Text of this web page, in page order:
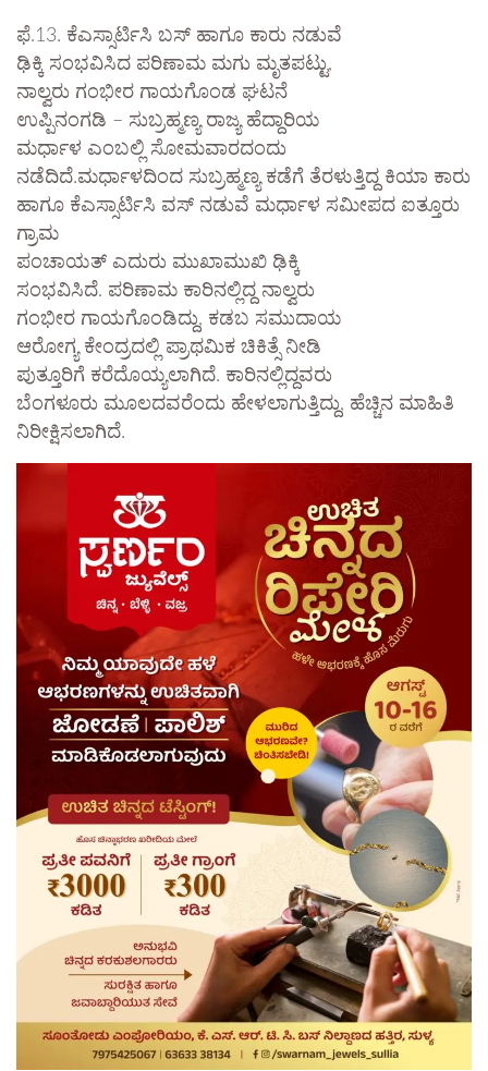
ಫೆ.13. ಕೆಎಸ್ಸಾರ್ಟಿಸಿ ಬಸ್ ಹಾಗೂ ಕಾರು ನಡುವೆ
ಢಿಕ್ಕಿ ಸಂಭವಿಸಿದ ಪರಿಣಾಮ ಮಗು ಮೃತಪಟ್ಟು,
ನಾಲ್ವರು ಗಂಭೀರ ಗಾಯಗೊಂಡ ಘಟನೆ
ಉಪ್ಪಿನಂಗಡಿ – ಸುಬ್ರಹ್ಮಣ್ಯ ರಾಜ್ಯ ಹೆದ್ದಾರಿಯ
ಮರ್ಧಾಳ ಎಂಬಲ್ಲಿ ಸೋಮವಾರದಂದು
ನಡೆದಿದೆ.ಮರ್ಧಾಳದಿಂದ ಸುಬ್ರಹ್ಮಣ್ಯ ಕಡೆಗೆ ತೆರಳುತ್ತಿದ್ದ ಕಿಯಾ ಕಾರು
ಹಾಗೂ ಕೆಎಸ್ಸಾರ್ಟಿಸಿ ವಸ್ ನಡುವೆ ಮರ್ಧಾಳ ಸಮೀಪದ ಐತ್ತೂರು
ಗ್ರಾಮ
ಪಂಚಾಯತ್ ಎದುರು ಮುಖಾಮುಖಿ ಢಿಕ್ಕಿ
ಸಂಭವಿಸಿದೆ. ಪರಿಣಾಮ ಕಾರಿನಲ್ಲಿದ್ದ ನಾಲ್ವರು
ಗಂಭೀರ ಗಾಯಗೊಂಡಿದ್ದು, ಕಡಬ ಸಮುದಾಯ
ಆರೋಗ್ಯ ಕೇಂದ್ರದಲ್ಲಿ ಪ್ರಾಥಮಿಕ ಚಿಕಿತ್ಸೆ ನೀಡಿ
ಪುತ್ತೂರಿಗೆ ಕರೆದೊಯ್ಯಲಾಗಿದೆ. ಕಾರಿನಲ್ಲಿದ್ದವರು
ಬೆಂಗಳೂರು ಮೂಲದವರೆಂದು ಹೇಳಲಾಗುತ್ತಿದ್ದು, ಹೆಚ್ಚಿನ ಮಾಹಿತಿ
ನಿರೀಕ್ಷಿಸಲಾಗಿದೆ.